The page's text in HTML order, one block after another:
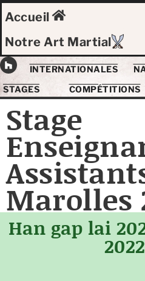
Accueil
Notre Art Martial
INTERNATIONALES
STAGES
COMPÉTITIONS
Stage
Marolles
Han gap lai